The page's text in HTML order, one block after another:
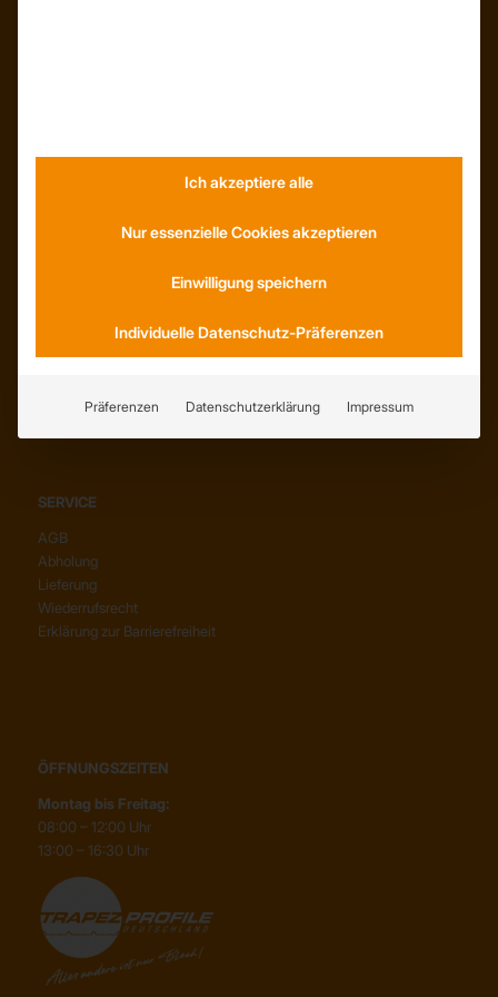
Wissenswertes
SERVICE
AGB
Abholung
Lieferung
Wiederrufsrecht
Erklärung zur Barrierefreiheit
ÖFFNUNGSZEITEN
Montag bis Freitag:
08:00 – 12:00 Uhr
13:00 – 16:30 Uhr
Ich akzeptiere alle
Nur essenzielle Cookies akzeptieren
Einwilligung speichern
Individuelle Datenschutz-Präferenzen
Präferenzen Datenschutzerklärung Impressum